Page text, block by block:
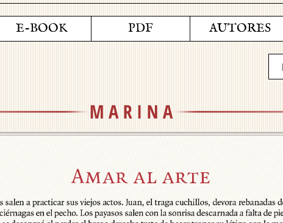
E-BOOK PDF AUTORES